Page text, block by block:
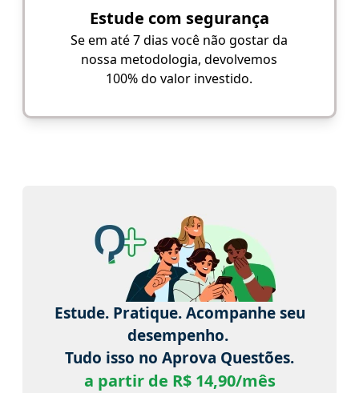
Estude com segurança
Se em até 7 dias você não gostar da
nossa metodologia, devolvemos
100% do valor investido.
Estude. Pratique. Acompanhe seu
desempenho.
Tudo isso no Aprova Questões.
a partir de R$ 14,90/mês